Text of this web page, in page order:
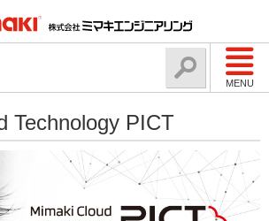
MENU
Technology PICT